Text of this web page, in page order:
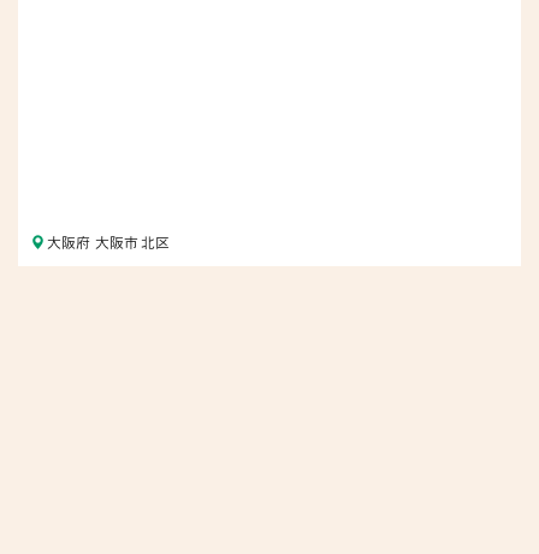
大阪府 大阪市 北区